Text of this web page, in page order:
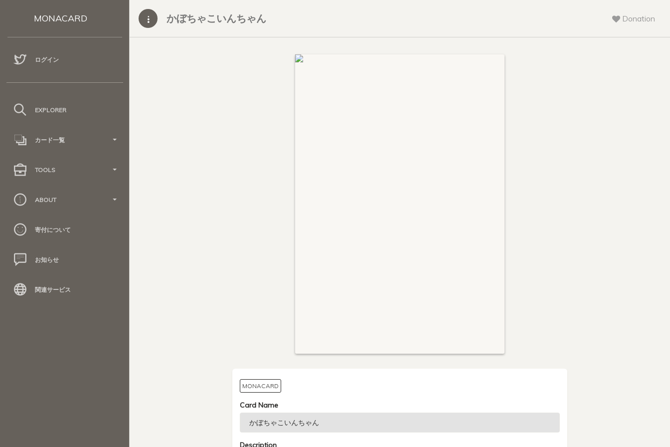
MONACARD
ログイン
EXPLORER
カード一覧
TOOLS
ABOUT
寄付について
お知らせ
関連サービス
かぼちゃこいんちゃん Donation
MONACARD
Card Name
Description